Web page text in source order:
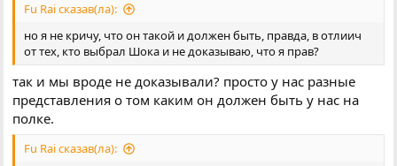
Fu Rai сказав(ла):
но я не кричу, что он такой и должен быть, правда, в отлиич
от тех, кто выбрал Шока и не доказываю, что я прав?
так и мы вроде не доказывали? просто у нас разные
представления о том каким он должен быть у нас на
полке.
Fu Rai сказав(ла):